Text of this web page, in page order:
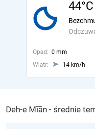
44°C
Opad: 0 mm
Wiatr:
14 km/h
Deh-e Mīān - średnie